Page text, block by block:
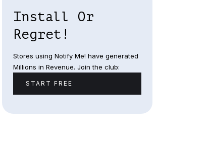
Install Or
Regret!
Stores using Notify Me! have generated
Millions in Revenue. Join the club:
START FREE